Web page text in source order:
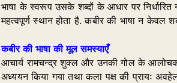
भाषा के स्वरूप उसके शब्दों के आधार पर निर्धारित
महत्वपूर्ण स्थान होता है. कबीर की भाषा न केवल
कबीर की भाषा की मूल समस्याएँ
आचार्य रामचन्द्र शुक्ल और उनकी गोल के
अध्ययन किया गया तथा कला पक्ष की प्रायः